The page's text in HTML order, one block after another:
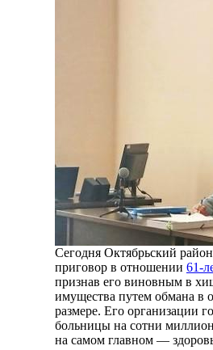
Сегодня Октябрьский
приговор в отношении 61-
признав его виновным в
имущества путем обмана в
размере. Его организации
больницы на сотни
на самом главном —